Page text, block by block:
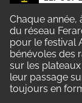
Chaque année,
du réseau
pour le festival
bénévoles des
sur les
leur passage
toujours en